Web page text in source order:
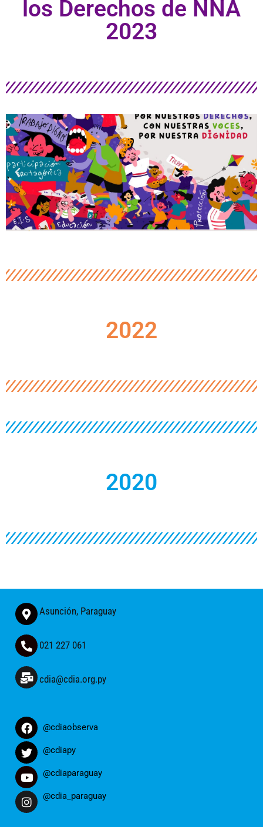
los Derechos de NNA
2023
2022
2020
Asunción, Paraguay
021 227 061
cdia@cdia.org.py
@cdiaobserva
@cdiapy
@cdiaparaguay
@cdia_paraguay